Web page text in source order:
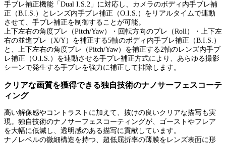
手ブレ補正機能「Dual I.S.2」に対応し、カメラのボディ内手ブレ補
正（B.I.S.）とレンズ内手ブレ補正（O.I.S.）をリアルタイムで連動
させて、手ブレ補正を制御することが可能。
上下左右の角度ブレ（Pitch/Yaw）・回転方向のブレ（Roll）・上下左
右の並進ブレ（X/Y）を補正する5軸のボディ内手ブレ補正（B.I.S.）
と、上下左右の角度ブレ（Pitch/Yaw）を補正する2軸のレンズ内手ブ
レ補正（O.I.S.）を連動させる手ブレ補正方式により、あらゆる撮影
シーンで発生する手ブレを強力に補正して排除します。
クリアな画質を獲得できる独自技術のナノサーフェスコーテ
ィング
高い解像感やコントラストに加えて、抜けの良いクリアな描写も実
現。独自技術のナノサーフェスコーティングが、ゴーストやフレア
を大幅に低減し、透明感のある描写に貢献しています。
ナノレベルの微細構造を持つ、超低屈折率の薄膜をレンズ表面に形